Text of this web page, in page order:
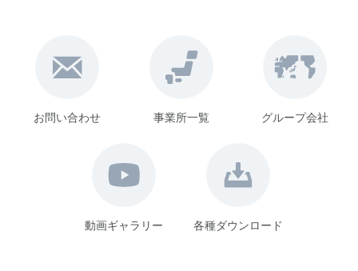
お問い合わせ 事業所一覧 グループ会社
動画ギャラリー 各種ダウンロード